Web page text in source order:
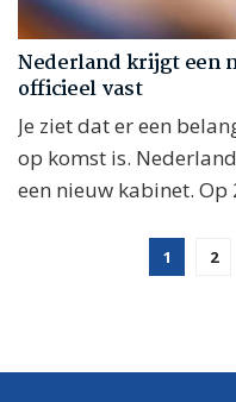
Nederland krijgt een
officieel vast
Je ziet dat er een
op komst is.
een nieuw kabinet. Op
1 2